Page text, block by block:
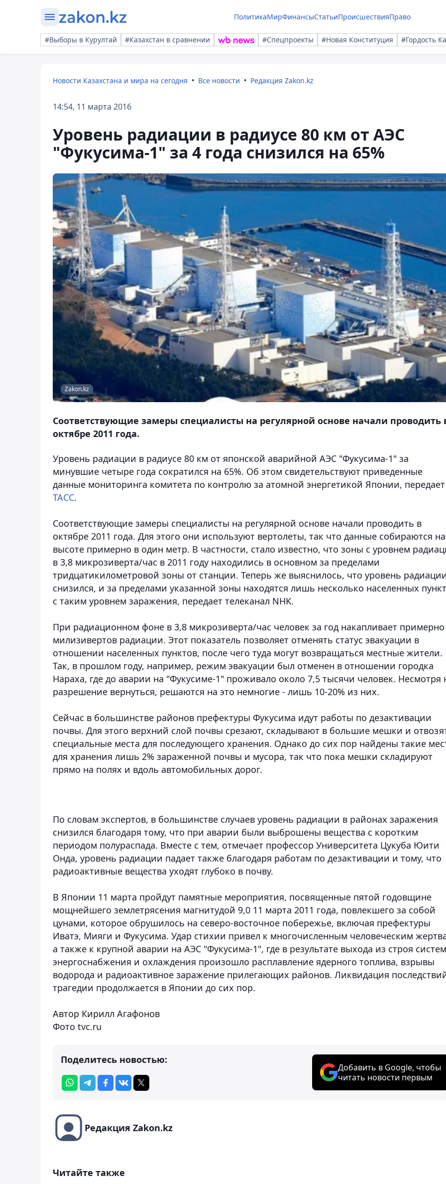
ПолитикаМирФинансыСтатьиПроисшествияПраво
#Выборы в Курултай #Казахстан в сравнении #Спецпроекты #Новая Конституция #Гордость
Новости Казахстана и мира на сегодня Все новости Редакция Zakon.kz
14:54, 11 марта 2016
Уровень радиации в радиусе 80 км от АЭС
"Фукусима-1" за 4 года снизился на 65%
Zakon.kz
Соответствующие замеры специалисты на регулярной основе начали проводить
октябре 2011 года.
Уровень радиации в радиусе 80 км от японской аварийной АЭС "Фукусима-1" за
минувшие четыре года сократился на 65%. Об этом свидетельствуют приведенные
данные мониторинга комитета по контролю за атомной энергетикой Японии, передает
ТАСС.
Соответствующие замеры специалисты на регулярной основе начали проводить в
октябре 2011 года. Для этого они используют вертолеты, так что данные собираются на
высоте примерно в один метр. В частности, стало известно, что зоны с уровнем
в 3,8 микрозиверта/час в 2011 году находились в основном за пределами
тридцатикилометровой зоны от станции. Теперь же выяснилось, что уровень
снизился, и за пределами указанной зоны находятся лишь несколько населенных
с таким уровнем заражения, передает телеканал NHK.
При радиационном фоне в 3,8 микрозиверта/час человек за год накапливает примерно
милизивертов радиации. Этот показатель позволяет отменять статус эвакуации в
отношении населенных пунктов, после чего туда могут возвращаться местные жители.
Так, в прошлом году, например, режим эвакуации был отменен в отношении городка
Нараха, где до аварии на "Фукусиме-1" проживало около 7,5 тысячи человек. Несмотря
разрешение вернуться, решаются на это немногие - лишь 10-20% из них.
Сейчас в большинстве районов префектуры Фукусима идут работы по дезактивации
почвы. Для этого верхний слой почвы срезают, складывают в большие мешки и
специальные места для последующего хранения. Однако до сих пор найдены такие
для хранения лишь 2% зараженной почвы и мусора, так что пока мешки складируют
прямо на полях и вдоль автомобильных дорог.
По словам экспертов, в большинстве случаев уровень радиации в районах заражения
снизился благодаря тому, что при аварии были выброшены вещества с коротким
периодом полураспада. Вместе с тем, отмечает профессор Университета Цукуба Юити
Онда, уровень радиации падает также благодаря работам по дезактивации и тому, что
радиоактивные вещества уходят глубоко в почву.
В Японии 11 марта пройдут памятные мероприятия, посвященные пятой годовщине
мощнейшего землетрясения магнитудой 9,0 11 марта 2011 года, повлекшего за собой
цунами, которое обрушилось на северо-восточное побережье, включая префектуры
Иватэ, Мияги и Фукусима. Удар стихии привел к многочисленным человеческим
а также к крупной аварии на АЭС "Фукусима-1", где в результате выхода из строя систем
энергоснабжения и охлаждения произошло расплавление ядерного топлива, взрывы
водорода и радиоактивное заражение прилегающих районов. Ликвидация
трагедии продолжается в Японии до сих пор.
Автор Кирилл Агафонов
Фото tvc.ru
Поделитесь новостью:
Добавить в Google, чтобы
читать новости первым
Редакция Zakon.kz
Читайте также